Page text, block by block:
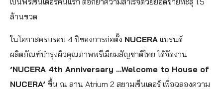
ล้านขวด
ในโอกาสครบรอบ 4 ปีของการก่อตั้ง NUCERA แบรนด์
ผลิตภัณฑ์บำรุงผิวคุณภาพพรีเมียมสัญชาติไทย ได้จัดงาน
‘NUCERA 4th Anniversary …Welcome to House of
NUCERA’ ขึ้น ณ ลาน Atrium 2 สยามเซ็นเตอร์ เพื่อฉลองความ